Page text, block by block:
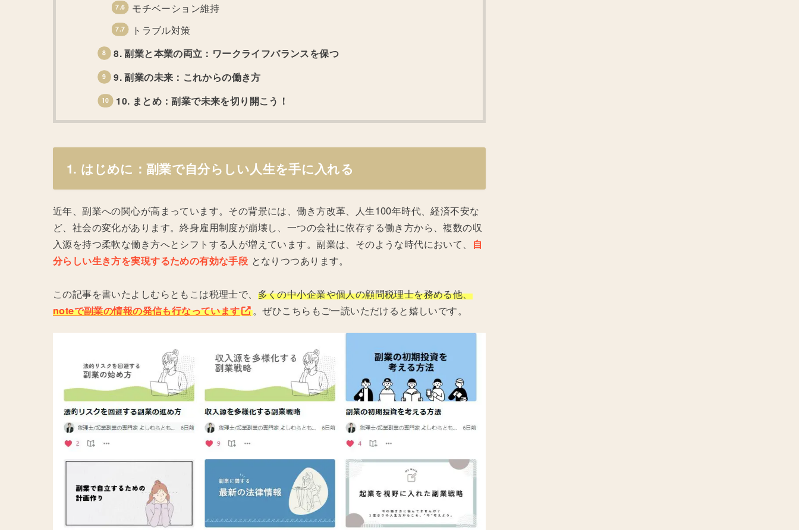
モチベーション維持
トラブル対策
8. 副業と本業の両立：ワークライフバランスを保つ
9. 副業の未来：これからの働き方
10. まとめ：副業で未来を切り開こう！
1. はじめに：副業で自分らしい人生を手に入れる
近年、副業への関心が高まっています。その背景には、働き方改革、人生100年時代、経済不安な
ど、社会の変化があります。終身雇用制度が崩壊し、一つの会社に依存する働き方から、複数の収
入源を持つ柔軟な働き方へとシフトする人が増えています。副業は、そのような時代において、 自
分らしい生き方を実現するための有効な手段 となりつつあります。
この記事を書いたよしむらともこは税理士で、 多くの中小企業や個人の顧問税理士を務める他、
noteで副業の情報の発信も行なっています
。ぜひこちらもご一読いただけると嬉しいです。